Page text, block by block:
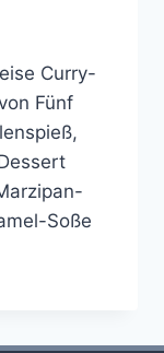
Curry-
Fünf
Soße